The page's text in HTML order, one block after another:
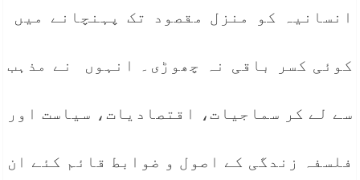
انسانیہ کو منزل مقصود تک پہنچانے میں
کوئی کسر باقی نہ چھوڑی۔ انہوں نے مذہب
سے لے کر سماجیات، اقتصادیات، سیاست اور
فلسفہ زندگی کے اصول و ضوابط قائم کئے ان